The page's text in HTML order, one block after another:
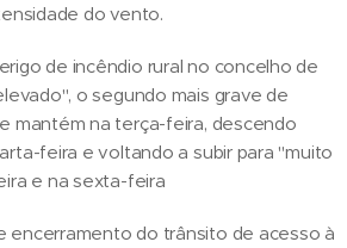
do vento.
de incêndio rural no concelho de
o segundo mais grave de
mantém na terça-feira, descendo
feira e voltando a subir para "muito
e na sexta-feira
encerramento do trânsito de acesso à